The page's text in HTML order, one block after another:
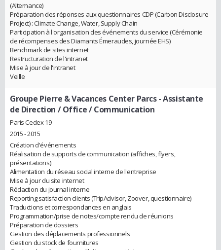
(Alternance)
Préparation des réponses aux questionnaires CDP (Carbon Disclosure
Project) : Climate Change, Water, Supply Chain
Participation à l'organisation des événements du service (Cérémonie
de récompenses des Diamants Émeraudes, journée EHS)
Benchmark de sites internet
Restructuration de l'intranet
Mise à jour de l'intranet
Veille
Groupe Pierre & Vacances Center Parcs- Assistante
de Direction / Office / Communication
Paris Cedex 19
2015 - 2015
Création d'événements
Réalisation de supports de communication (affiches, flyers,
présentations)
Alimentation du réseau social interne de l'entreprise
Mise à jour du site internet
Rédaction du journal interne
Reporting satisfaction clients (TripAdvisor, Zoover, questionnaire)
Traductions et correspondances en anglais
Programmation/prise de notes/compte rendu de réunions
Préparation de dossiers
Gestion des déplacements professionnels
Gestion du stock de fournitures